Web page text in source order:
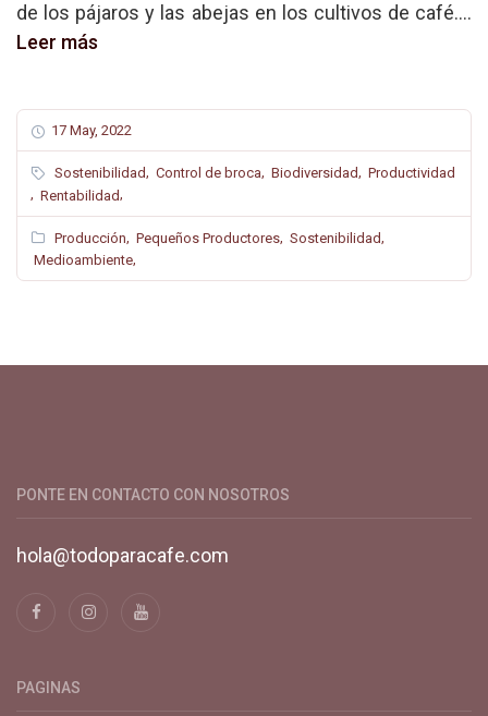
de los pájaros y las abejas en los cultivos de café....
Leer más
17 May, 2022
Sostenibilidad, Control de broca, Biodiversidad, Productividad
, Rentabilidad,
Producción Pequeños Productores Sostenibilidad
Medioambiente
PONTE EN CONTACTO CON NOSOTROS
hola@todoparacafe.com
PAGINAS